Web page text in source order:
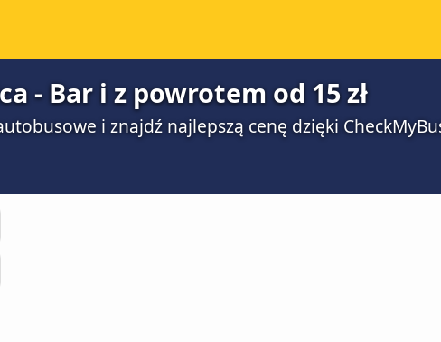
- Bar i z powrotem od 15 zł
i znajdź najlepszą cenę dzięki